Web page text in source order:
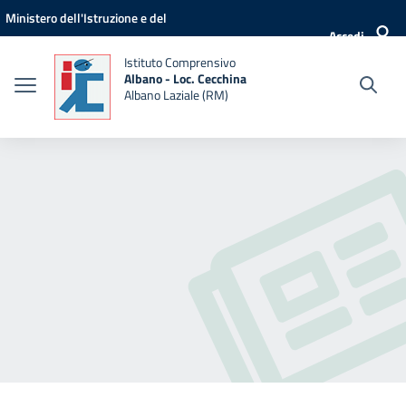
Vai ai contenuti
Vai al menu di navigazione
Vai al footer
Ministero dell'Istruzione e del
Accedi
Istituto Comprensivo
Albano - Loc. Cecchina
Albano Laziale (RM)